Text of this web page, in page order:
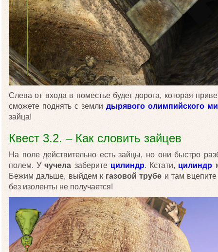
Слева от входа в поместье будет дорога, которая
сможете поднять с земли дырявого олимпийского
зайца!
Квест 3.2. – Как словить зайцев
На поле действительно есть зайцы, но они быстро
полем. Учучела заберите цилиндр. Кстати, цилиндр
Бежим дальше, выйдем к газовой трубе и там
без изоленты не получается!